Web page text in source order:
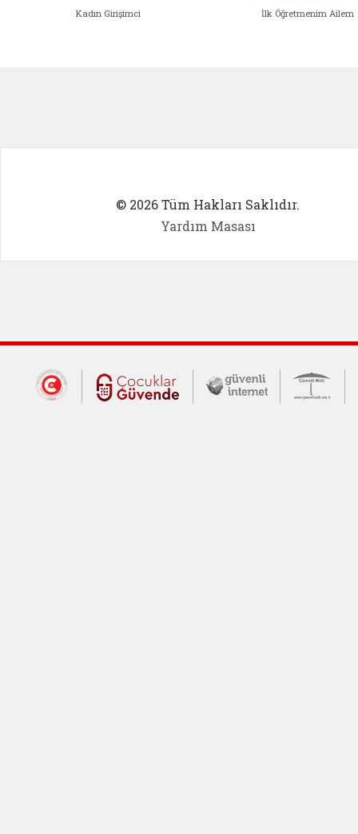
Kadın Girişimci İlk Öğretmenim Ailem
© 2026 Tüm Hakları Saklıdır.
Yardım Masası
Dış Bağlantılar
Cumhurbaşkanlığı İletişim Merkezi
Çocuklar Güvende (yeni
Güvenli